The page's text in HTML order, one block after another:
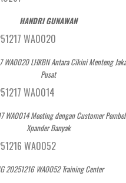
HANDRI GUNAWAN
WA0020 LHKBN Antara Cikini Menteng
Pusat
WA0014 Meeting dengan Customer
Xpander Banyak
20251216 WA0052 Training Center